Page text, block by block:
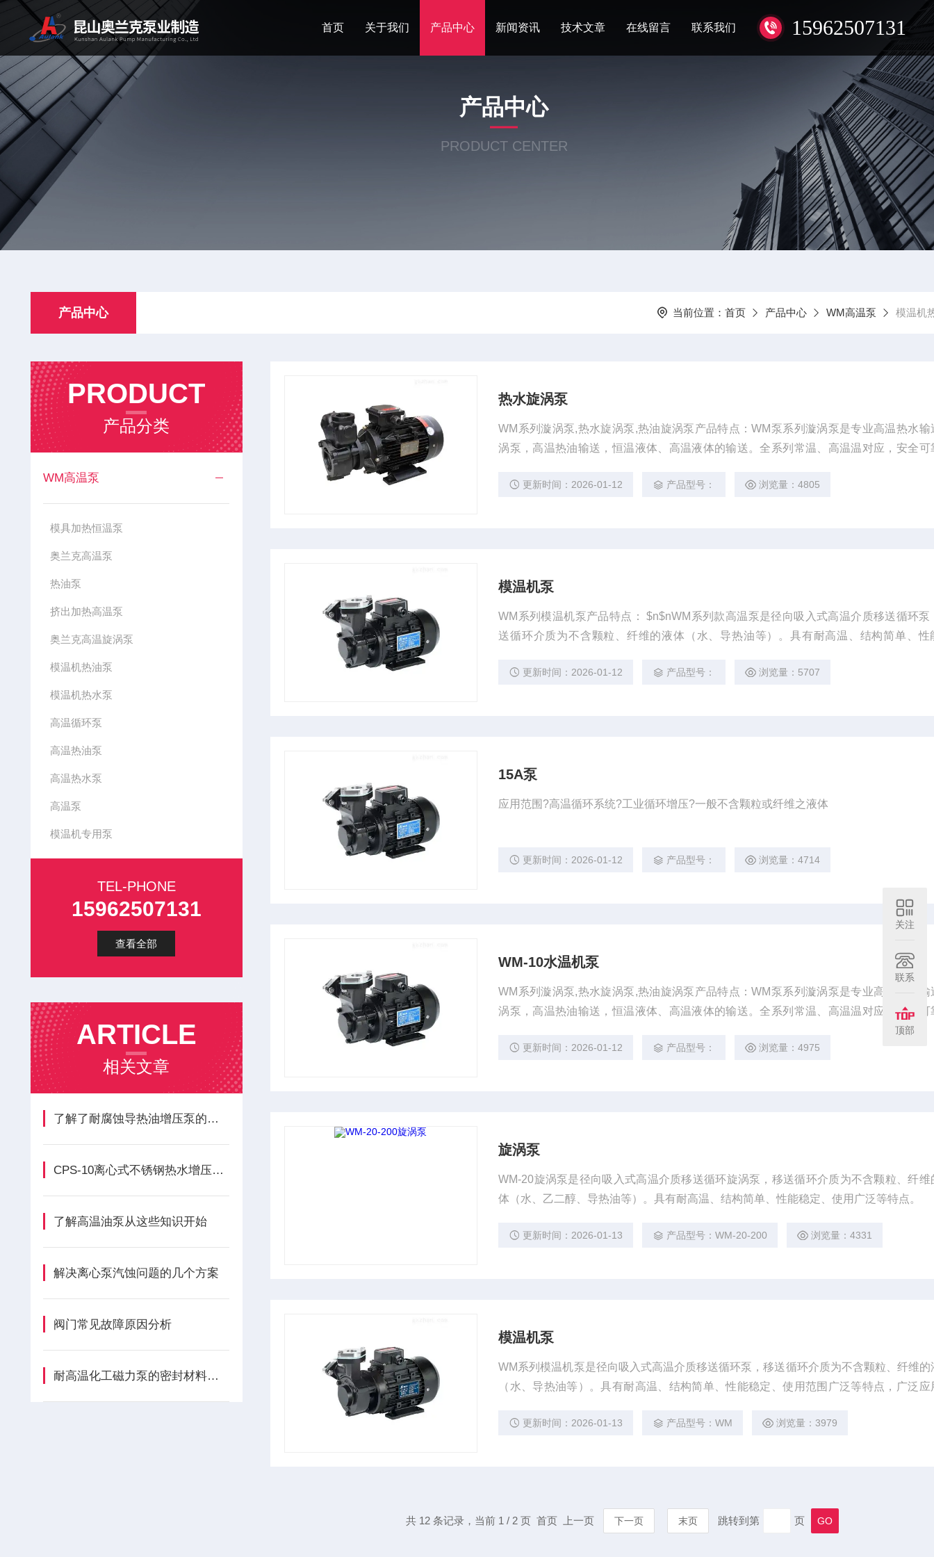
15962507131
首页 关于我们 产品中心 新闻资讯 技术文章 在线留言 联系我们
产品中心
PRODUCT CENTER
产品中心 当前位置： 首页 产品中心 WM高温泵 模温机
PRODUCT
产品分类
WM高温泵
模具加热恒温泵
奥兰克高温泵
热油泵
挤出加热高温泵
奥兰克高温旋涡泵
模温机热油泵
模温机热水泵
高温循环泵
高温热油泵
高温热水泵
高温泵
模温机专用泵
TEL-PHONE
15962507131
查看全部
ARTICLE
相关文章
了解了耐腐蚀导热油增压泵的工作原理才能更好的使用它
CPS-10离心式不锈钢热水增压循环泵主要构成模块功能的核心优势
了解高温油泵从这些知识开始
解决离心泵汽蚀问题的几个方案
阀门常见故障原因分析
耐高温化工磁力泵的密封材料如何选择
热水旋涡泵
WM系列漩涡泵,热水旋涡泵,热油旋涡泵产品特点：WM泵系列漩涡泵是专业高温热水输
涡泵，高温热油输送，恒温液体、高温液体的输送。全系列常温、高温温对应，安全可
更新时间：2026-01-12 产品型号： 浏览量：4805
模温机泵
WM系列模温机泵产品特点： $n$nWM系列款高温泵是径向吸入式高温介质移送循环泵
送循环介质为不含颗粒、纤维的液体（水、导热油等）。具有耐高温、结构简单、性
设备等等。
更新时间：2026-01-12 产品型号： 浏览量：5707
15A泵
应用范围?高温循环系统?工业循环增压?一般不含颗粒或纤维之液体
更新时间：2026-01-12 产品型号： 浏览量：4714
WM-10水温机泵
WM系列漩涡泵,热水旋涡泵,热油旋涡泵产品特点：WM泵系列漩涡泵是专业高温热水输
涡泵，高温热油输送，恒温液体、高温液体的输送。全系列常温、高温温对应，安全可
更新时间：2026-01-12 产品型号： 浏览量：4975
旋涡泵
WM-20旋涡泵是径向吸入式高温介质移送循环旋涡泵，移送循环介质为不含颗粒、纤维
体（水、乙二醇、导热油等）。具有耐高温、结构简单、性能稳定、使用广泛等特点。
更新时间：2026-01-13 产品型号：WM-20-200 浏览量：4331
模温机泵
WM系列模温机泵是径向吸入式高温介质移送循环泵，移送循环介质为不含颗粒、纤维的
（水、导热油等）。具有耐高温、结构简单、性能稳定、使用范围广泛等特点，广泛应
更新时间：2026-01-13 产品型号：WM 浏览量：3979
共 12 条记录，当前 1 / 2 页 首页 上一页 下一页 末页 跳转到第 页
关注
联系
顶部